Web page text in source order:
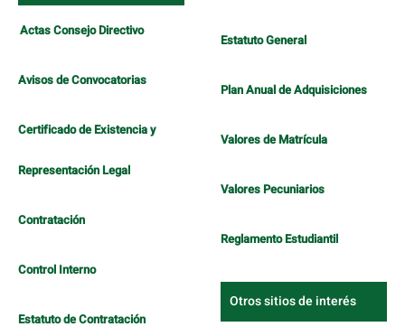
Actas Consejo Directivo
Avisos de Convocatorias
Certificado de Existencia y
Representación Legal
Contratación
Control Interno
Estatuto de Contratación
Estatuto General
Plan Anual de Adquisiciones
Valores de Matrícula
Valores Pecuniarios
Reglamento Estudiantil
Otros sitios de interés